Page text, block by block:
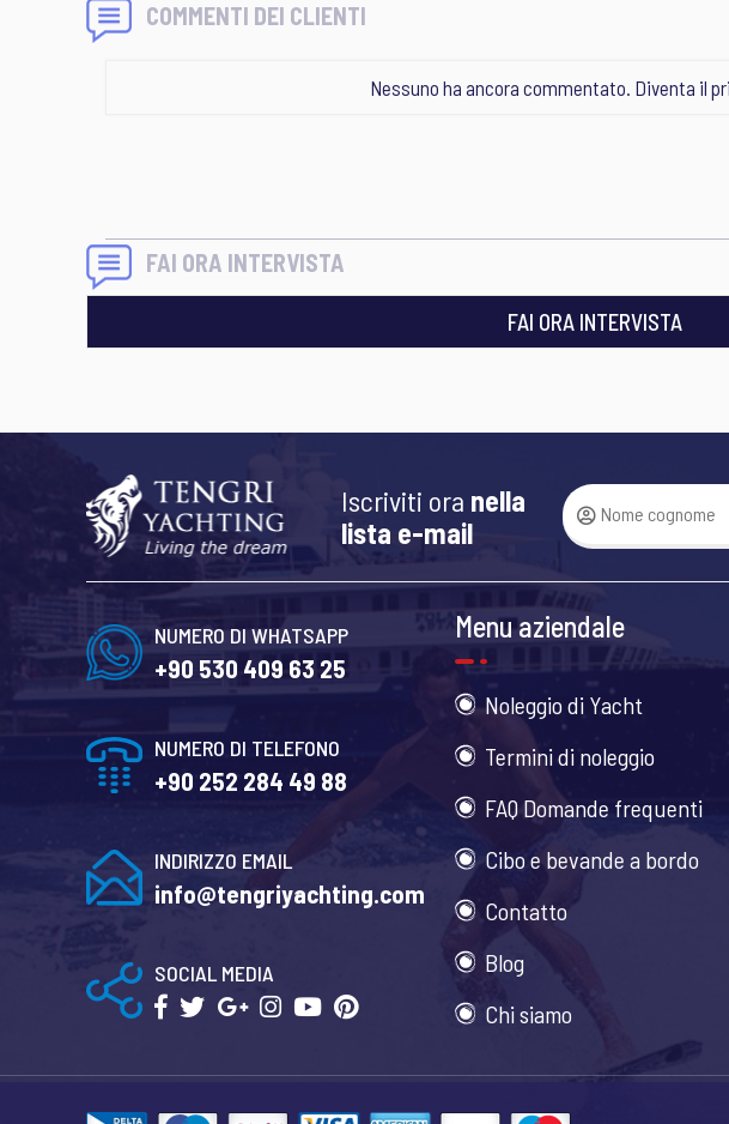
COMMENTI DEI CLIENTI
Nessuno ha ancora commentato. Diventa il
FAI ORA INTERVISTA
FAI ORA INTERVISTA
Iscriviti ora nella
lista e-mail
NUMERO DI WHATSAPP
+90 530 409 63 25
NUMERO DI TELEFONO
+90 252 284 49 88
INDIRIZZO EMAIL
info@tengriyachting.com
SOCIAL MEDIA
Menu aziendale
Noleggio di Yacht
Termini di noleggio
FAQ Domande frequenti
Cibo e bevande a bordo
Contatto
Blog
Chi siamo